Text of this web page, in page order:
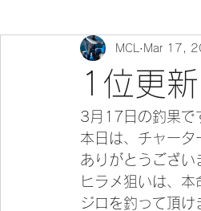
1位更
MCL Mar 17,
3月17日の釣果で
本日は、チャータ
ありがとうござい
ヒラメ狙いは、
ジロを釣って頂け